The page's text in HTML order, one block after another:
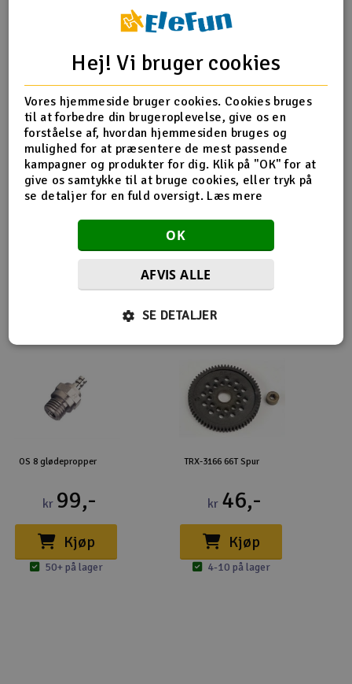
Radio udstyr
Raketter
Scooter & elkøretøj
Slot racing
Smarthjem, leg og hobby
Solenergi
Værktøj, udstyr og tilbehør
Produktinfo Tip din ven Anmeldelser
Produkt information
Startergummi, 39 * 66mm
Flere så også med
OS 8 glødepropper
kr 99,-
Kjøp
50+ på lager
TRX-3166 66T Spur
kr 46,-
Kjøp
4-10 på lager
Hej! Vi bruger cookies
Vores hjemmeside bruger cookies. Cookies bruges
til at forbedre din brugeroplevelse, give os en
forståelse af, hvordan hjemmesiden bruges og
mulighed for at præsentere de mest passende
kampagner og produkter for dig. Klik på "OK" for at
give os samtykke til at bruge cookies, eller tryk på
se detaljer for en fuld oversigt. Læs mere
OK
AFVIS ALLE
SE DETALJER